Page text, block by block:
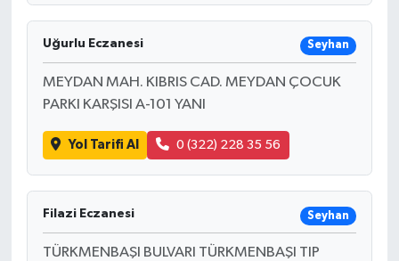
Uğurlu Eczanesi Seyhan
MEYDAN MAH. KIBRIS CAD. MEYDAN ÇOCUK
PARKI KARŞISI A-101 YANI
Yol Tarifi Al 0 (322) 228 35 56
Filazi Eczanesi Seyhan
TÜRKMENBAŞI BULVARI TÜRKMENBAŞI TIP